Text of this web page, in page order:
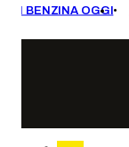
BENZINA OGGI